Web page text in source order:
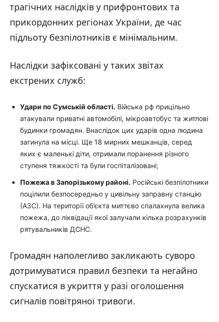
трагічних наслідків у прифронтових та
прикордонних регіонах України, де час
підльоту безпілотників є мінімальним.
Наслідки зафіксовані у таких звітах
екстрених служб:
Удари по Сумській області. Війська рф прицільно
атакували приватні автомобілі, мікроавтобус та житлові
будинки громадян. Внаслідок цих ударів одна людина
загинула на місці. Ще 18 мирних мешканців, серед
яких є маленькі діти, отримали поранення різного
ступеня тяжкості та були госпіталізовані;
Пожежа в Запорізькому районі. Російські безпілотники
поцілили безпосередньо у цивільну заправну станцію
(АЗС). На території об’єкта миттєво спалахнула велика
пожежа, до ліквідації якої залучали кілька розрахунків
рятувальників ДСНС.
Громадян наполегливо закликають суворо
дотримуватися правил безпеки та негайно
спускатися в укриття у разі оголошення
сигналів повітряної тривоги.